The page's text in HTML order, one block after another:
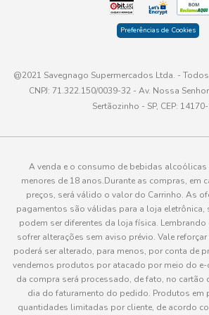
Preferências de Cookies
@2021 Savegnago Supermercados Ltda. -
CNPJ: 71.322.150/0039-32 - Av. Nossa
Sertãozinho - SP, CEP:
A venda e o consumo de bebidas
menores de 18 anos.Durante as compras, em
preços, será válido o valor do Carrinho. As
pagamentos são válidas para a loja eletrônica,
podem ser diferentes da loja física.
sofrer alterações sem aviso prévio. Vale
poderá ser alterado, para menos, por conta de
vendemos produtos por atacado por meio do
da compra será processado, de fato, no cartão
dia do faturamento do pedido. Produtos em
quantidades limitadas por cliente, de acordo